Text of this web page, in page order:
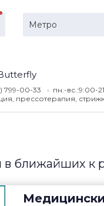
Метро
799-00-33 пн.-вс.:9:00-
прессотерапия,
ближайших к